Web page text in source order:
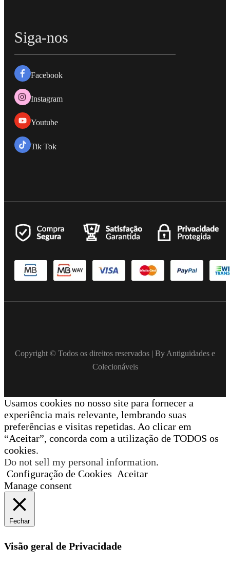
Siga-nos
Facebook
Instagram
Youtube
Tik Tok
Copyright © Todos os direitos reservados | By Antiguidades e
Colecionáveis
Usamos cookies no nosso site para fornecer a
experiência mais relevante, lembrando suas
preferências e visitas repetidas. Ao clicar em
“Aceitar”, concorda com a utilização de TODOS os
cookies.
Do not sell my personal information.
Configuração de Cookies Aceitar
Manage consent
Fechar
Visão geral de Privacidade